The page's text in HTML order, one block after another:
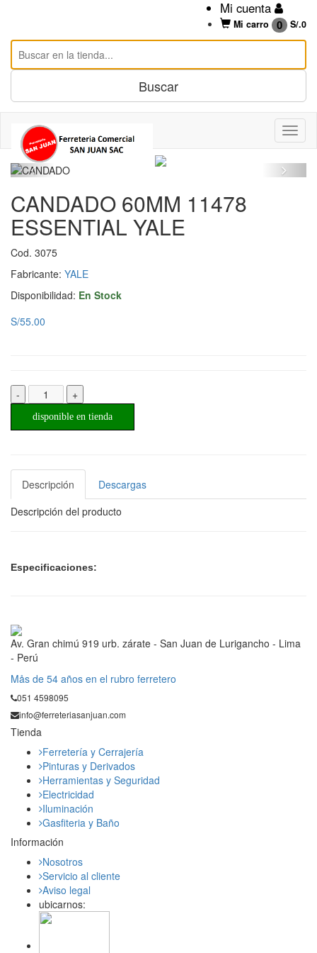
Mi cuenta
Mi carro 0 S/.0
CANDADO 60MM 11478
ESSENTIAL YALE
Cod. 3075
Fabricante: YALE
Disponibilidad: En Stock
S/55.00
- +
disponible en tienda
Descripción
Descargas
Descripción del producto
Especificaciones:
Av. Gran chimú 919 urb. zárate - San Juan de Lurigancho - Lima
- Perú
Mås de 54 años en el rubro ferretero
051 4598095
info@ferreteriasanjuan.com
Tienda
Ferretería y Cerrajería
Pinturas y Derivados
Herramientas y Seguridad
Electricidad
Iluminación
Gasfiteria y Baño
Información
Nosotros
Servicio al cliente
Aviso legal
ubicarnos: